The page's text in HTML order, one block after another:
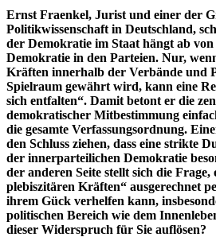
Ernst Fraenkel, Jurist und einer der
Politikwissenschaft in Deutschland,
der Demokratie im Staat hängt ab
Demokratie in den Parteien. Nur,
Kräften innerhalb der Verbände und
Spielraum gewährt wird, kann eine
sich entfalten“. Damit betont er die
demokratischer Mitbestimmung
die gesamte Verfassungsordnung.
den Schluss ziehen, dass eine strikte
der innerparteilichen Demokratie
der anderen Seite stellt sich die Frage,
plebiszitären Kräften“ ausgerechnet
ihrem Gück verhelfen kann,
politischen Bereich wie dem
dieser Widerspruch für Sie auflösen?